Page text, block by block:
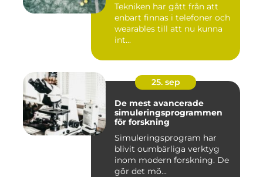
Tekniken har gått från att
enbart finnas i telefoner och
wearables till att nu kunna
int...
25. sep
De mest avancerade
simuleringsprogrammen
för forskning
Simuleringsprogram har
blivit oumbärliga verktyg
inom modern forskning. De
gör det mö...